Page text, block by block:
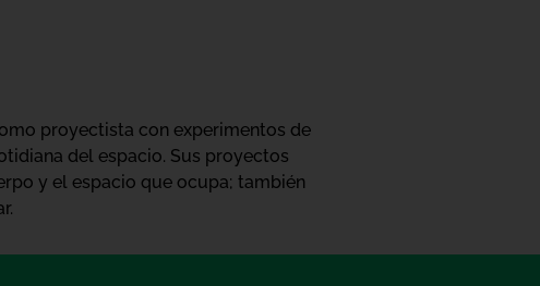
proyectista con experimentos de
del espacio. Sus proyectos
y el espacio que ocupa; también